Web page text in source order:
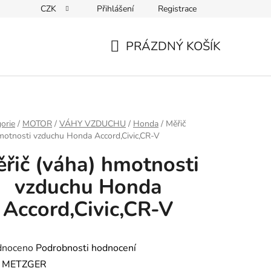
CZK Přihlášení Registrace
PRÁZDNÝ KOŠÍK
/ MOTOR / VÁHY VZDUCHU / Honda / Měřič
vzduchu Honda Accord,Civic,CR-V
(váha) hmotnosti
vzduchu Honda
Accord,Civic,CR-V
Podrobnosti hodnocení
METZGER